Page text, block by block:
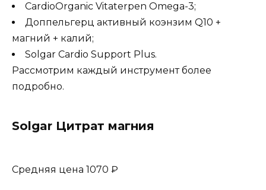
CardioOrganic Vitaterpen Omega-3;
Доппельгерц активный коэнзим Q10 +
магний + калий;
Solgar Cardio Support Plus.
Рассмотрим каждый инструмент более
подробно.
Solgar Цитрат магния
Средняя цена 1070 ₽